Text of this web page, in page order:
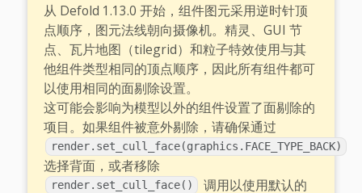
从 Defold 1.13.0 开始，组件图元采用逆时针顶
点顺序，图元法线朝向摄像机。精灵、GUI 节
点、瓦片地图（tilegrid）和粒子特效使用与其
他组件类型相同的顶点顺序，因此所有组件都可
以使用相同的面剔除设置。
这可能会影响为模型以外的组件设置了面剔除的
项目。如果组件被意外剔除，请确保通过
render.set_cull_face(graphics.FACE_TYPE_BACK)
选择背面，或者移除
render.set_cull_face() 调用以使用默认的